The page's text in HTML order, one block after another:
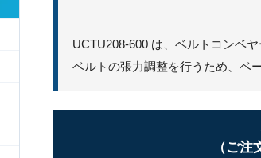
UCTU208-600 は、ベルトコンベ
ベルトの張力調整を行うため、ベ
（ご